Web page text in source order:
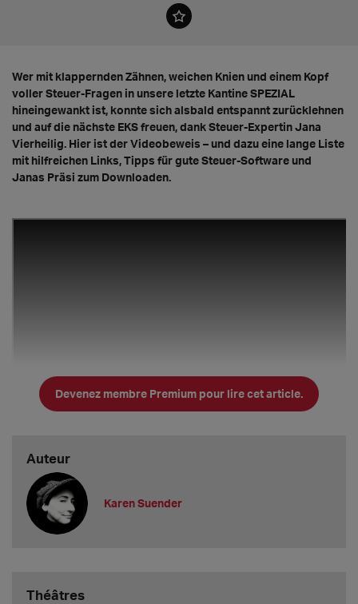
Wer mit klappernden Zähnen, weichen Knien und einem Kopf
voller Steuer-Fragen in unsere letzte Kantine SPEZIAL
hineingewankt ist, konnte sich alsbald entspannt zurücklehnen
und auf die nächste EKS freuen, dank Steuer-Expertin Jana
Vierheilig. Hier ist der Videobeweis – und dazu eine lange Liste
mit hilfreichen Links, Tipps für gute Steuer-Software und
Janas Präsi zum Downloaden.
Devenez membre Premium pour lire cet article.
Auteur
Karen Suender
Théâtres